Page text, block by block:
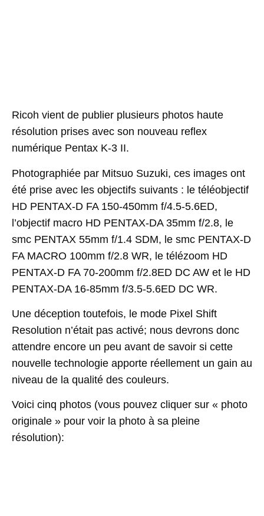
Ricoh vient de publier plusieurs photos haute
résolution prises avec son nouveau reflex
numérique Pentax K-3 II.
Photographiée par Mitsuo Suzuki, ces images ont
été prise avec les objectifs suivants : le téléobjectif
HD PENTAX-D FA 150-450mm f/4.5-5.6ED,
l’objectif macro HD PENTAX-DA 35mm f/2.8, le
smc PENTAX 55mm f/1.4 SDM, le smc PENTAX-D
FA MACRO 100mm f/2.8 WR, le télézoom HD
PENTAX-D FA 70-200mm f/2.8ED DC AW et le HD
PENTAX-DA 16-85mm f/3.5-5.6ED DC WR.
Une déception toutefois, le mode Pixel Shift
Resolution n’était pas activé; nous devrons donc
attendre encore un peu avant de savoir si cette
nouvelle technologie apporte réellement un gain au
niveau de la qualité des couleurs.
Voici cinq photos (vous pouvez cliquer sur « photo
originale » pour voir la photo à sa pleine
résolution):